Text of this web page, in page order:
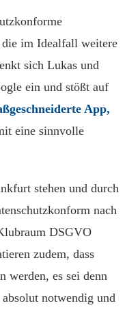
im Idealfall weitere
sich Lukas und
ein und stößt auf
App,
eine sinnvolle
stehen und durch
nach
DSGVO
zudem, dass
werden, es sei denn
notwendig und